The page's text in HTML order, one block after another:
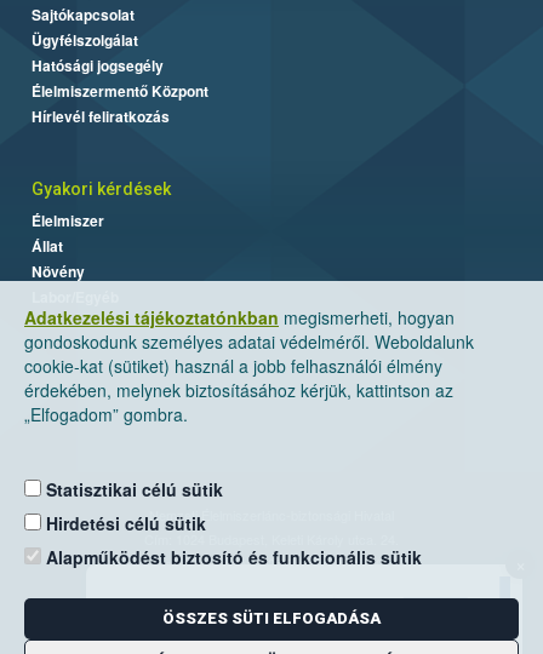
Adatkezelési tájékoztatónkban megismerheti, hogyan
gondoskodunk személyes adatai védelméről. Weboldalunk
cookie-kat (sütiket) használ a jobb felhasználói élmény
érdekében, melynek biztosításához kérjük, kattintson az
„Elfogadom” gombra.
Statisztikai célú sütik
Hirdetési célú sütik
Alapműködést biztosító és funkcionális sütik
ÖSSZES SÜTI ELFOGADÁSA
Sajtókapcsolat
Ügyfélszolgálat
Hatósági jogsegély
Élelmiszermentő Központ
Hírlevél feliratkozás
Gyakori kérdések
Élelmiszer
Állat
Növény
Nemzeti Élelmiszerlánc-biztonsági Hivatal
Levelezési cím: 1525 Budapest. Pf. 30.
E-mail:ugyfelszolgalat@nebih.gov.hu